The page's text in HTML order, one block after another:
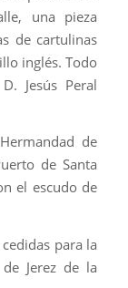
una pieza
de cartulinas
inglés. Todo
Jesús Peral
de
de Santa
el escudo de
para la
Jerez de la